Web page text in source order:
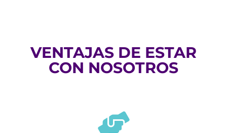
VENTAJAS DE ESTAR
CON NOSOTROS